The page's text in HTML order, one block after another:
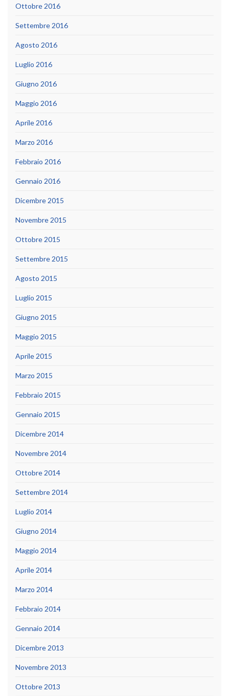
Ottobre 2016
Settembre 2016
Agosto 2016
Luglio 2016
Giugno 2016
Maggio 2016
Aprile 2016
Marzo 2016
Febbraio 2016
Gennaio 2016
Dicembre 2015
Novembre 2015
Ottobre 2015
Settembre 2015
Agosto 2015
Luglio 2015
Giugno 2015
Maggio 2015
Aprile 2015
Marzo 2015
Febbraio 2015
Gennaio 2015
Dicembre 2014
Novembre 2014
Ottobre 2014
Settembre 2014
Luglio 2014
Giugno 2014
Maggio 2014
Aprile 2014
Marzo 2014
Febbraio 2014
Gennaio 2014
Dicembre 2013
Novembre 2013
Ottobre 2013